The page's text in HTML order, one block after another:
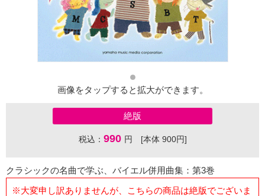
画像をタップすると拡大ができます。
絶版
税込： 990 円 [本体 900円]
クラシックの名曲で学ぶ、バイエル併用曲集：第3巻
※大変申し訳ありませんが、こちらの商品は絶版でございま